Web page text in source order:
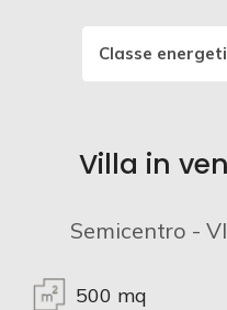
Classe
Villa in
Semicentro -
500 mq
Residenziali
Industriali